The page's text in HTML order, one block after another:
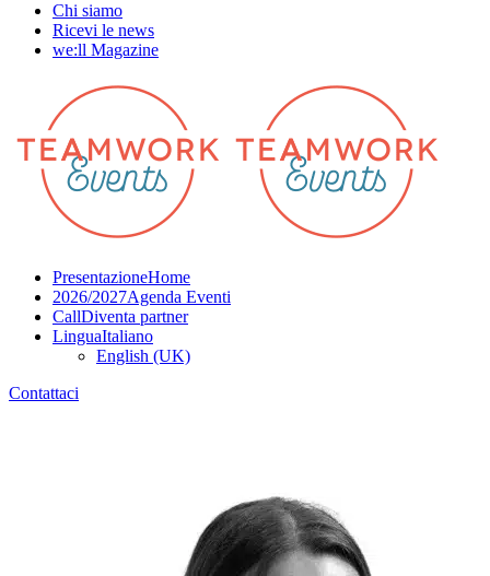
Chi siamo
Ricevi le news
we:ll Magazine
PresentazioneHome
2026/2027Agenda Eventi
CallDiventa partner
LinguaItaliano
English (UK)
Contattaci